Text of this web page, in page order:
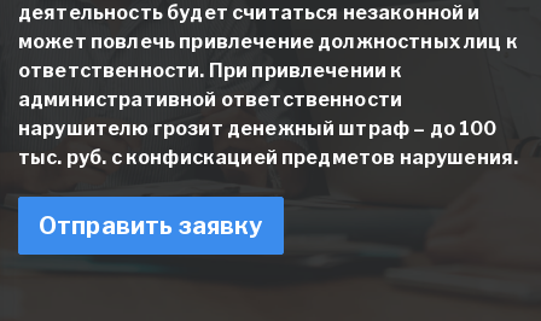
деятельность будет считаться незаконной и
может повлечь привлечение должностных лиц к
ответственности. При привлечении к
административной ответственности
нарушителю грозит денежный штраф – до 100
тыс. руб. с конфискацией предметов нарушения.
Отправить заявку